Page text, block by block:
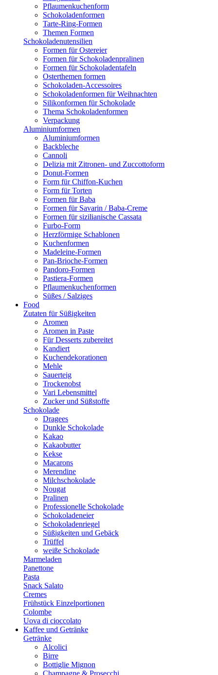
Pflaumenkuchenform
Schokoladenformen
Tarte-Ring-Formen
Themen Formen
Schokoladenutensilien
Formen für Ostereier
Formen für Schokoladenpralinen
Formen für Schokoladentafeln
Osterthemen formen
Schokoladen-Accessoires
Schokoladenformen für Weihnachten
Silikonformen für Schokolade
Thema Schokoladenformen
Verpackung
Aluminiumformen
Aluminiumformen
Backbleche
Cannoli
Delizia mit Zitronen- und Zuccottoform
Donut-Formen
Form für Chiffon-Kuchen
Form für Torten
Formen für Baba
Formen für Savarin / Baba-Creme
Formen für sizilianische Cassata
Furbo-Form
Herzförmige Schablonen
Kuchenformen
Madeleine-Formen
Pan-Brioche-Formen
Pandoro-Formen
Pastiera-Formen
Pflaumenkuchenformen
Süßes / Salziges
Food
Zutaten für Süßigkeiten
Aromen
Aromen in Paste
Für Desserts zubereitet
Kandiert
Kuchendekorationen
Mehle
Sauerteig
Trockenobst
Vari Lebensmittel
Zucker und Süßstoffe
Schokolade
Dragees
Dunkle Schokolade
Kakao
Kakaobutter
Kekse
Macarons
Merendine
Milchschokolade
Nougat
Pralinen
Professionelle Schokolade
Schokoladeneier
Schokoladenriegel
Süßigkeiten und Gebäck
Trüffel
weiße Schokolade
Marmeladen
Panettone
Pasta
Snack Salato
Cremes
Frühstück Einzelportionen
Colombe
Uova di cioccolato
Kaffee und Getränke
Getränke
Alcolici
Birre
Bottiglie Mignon
Champagne & Prosecchi